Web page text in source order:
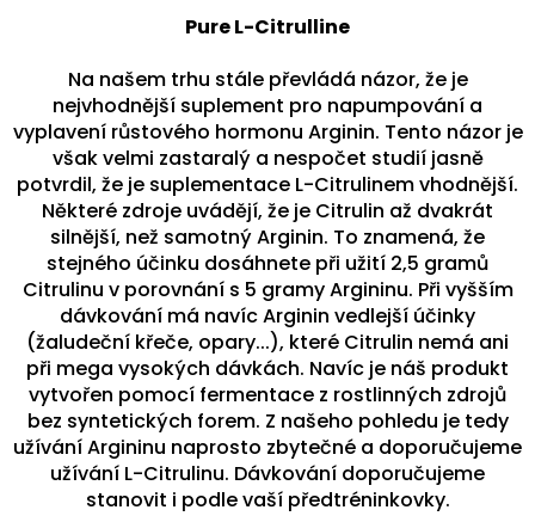
Pure L-Citrulline
Na našem trhu stále převládá názor, že je
nejvhodnější suplement pro napumpování a
vyplavení růstového hormonu Arginin. Tento názor je
však velmi zastaralý a nespočet studií jasně
potvrdil, že je suplementace L-Citrulinem vhodnější.
Některé zdroje uvádějí, že je Citrulin až dvakrát
silnější, než samotný Arginin. To znamená, že
stejného účinku dosáhnete při užití 2,5 gramů
Citrulinu v porovnání s 5 gramy Argininu. Při vyšším
dávkování má navíc Arginin vedlejší účinky
(žaludeční křeče, opary...), které Citrulin nemá ani
při mega vysokých dávkách. Navíc je náš produkt
vytvořen pomocí fermentace z rostlinných zdrojů
bez syntetických forem. Z našeho pohledu je tedy
užívání Argininu naprosto zbytečné a doporučujeme
užívání L-Citrulinu. Dávkování doporučujeme
stanovit i podle vaší předtréninkovky.